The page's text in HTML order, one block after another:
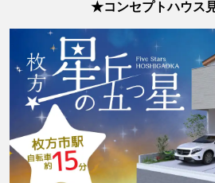
★コンセプトハウス